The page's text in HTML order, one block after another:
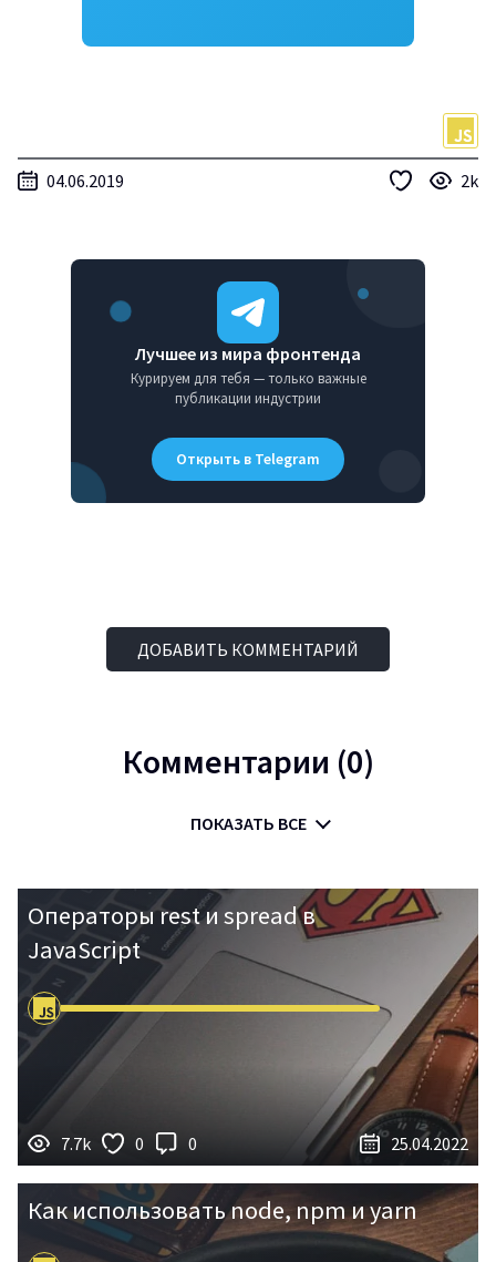
Регистрация
04.06.2019 2k
Лучшее из мира фронтенда
Курируем для тебя — только важные
публикации индустрии
Открыть в Telegram
ДОБАВИТЬ КОММЕНТАРИЙ
Комментарии (0)
ПОКАЗАТЬ ВСЕ
Операторы rest и spread в
JavaScript
7.7k 0 0 25.04.2022
Как использовать node, npm и yarn